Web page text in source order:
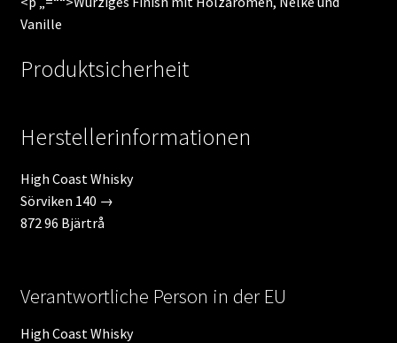
Vanille
Produktsicherheit
Herstellerinformationen
High Coast Whisky
Sörviken 140 →
872 96 Bjärtrå
Verantwortliche Person in der EU
High Coast Whisky